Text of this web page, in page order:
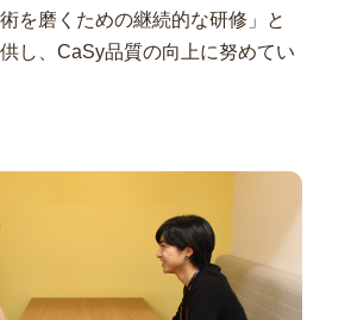
を磨くための継続的な研修」と
し、CaSy品質の向上に努めてい